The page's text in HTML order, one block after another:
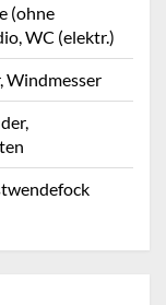
(ohne
WC (elektr.)
Windmesser